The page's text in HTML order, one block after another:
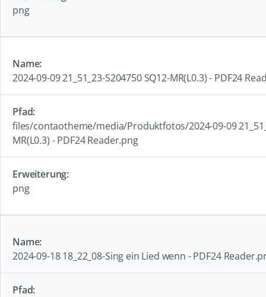
png
2024-09-09 21_51_23-S204750 SQ12-MR(L0.3) - PDF24
files/contaotheme/media/Produktfotos/2024-09-09
MR(L0.3) - PDF24 Reader.png
png
2024-09-18 18_22_08-Sing ein Lied wenn - PDF24